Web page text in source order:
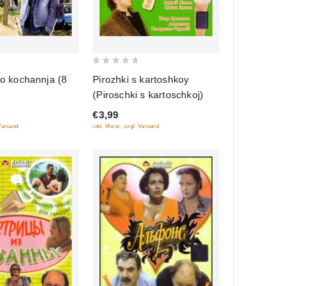
kochannja (8
of
5
Pirozhki s kartoshkoy
(Piroschki s kartoschkoj)
€3,99
inkl. Mwst., zzgl. Versand